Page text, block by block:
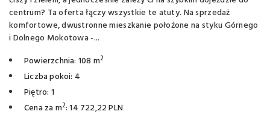
centrum? Ta oferta łączy wszystkie te atuty. Na sprzedaż
komfortowe, dwustronne mieszkanie położone na styku Górnego
i Dolnego Mokotowa -...
Powierzchnia: 108 m2
Liczba pokoi: 4
Piętro: 1
Cena za m2: 14 722,22 PLN